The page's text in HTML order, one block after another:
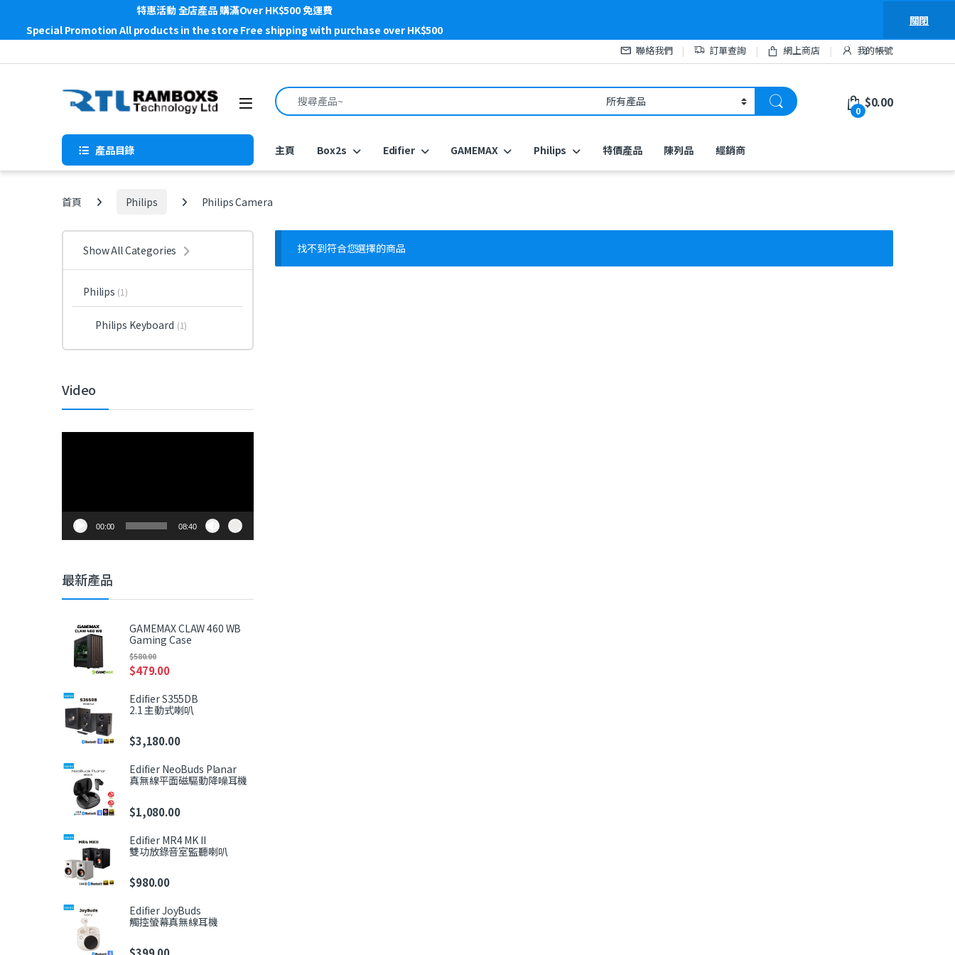
特惠活動 全店產品 購滿Over HK$500 免運費
Special Promotion All products in the store Free shipping with purchase over HK$500
關閉
Skip to navigation
Skip to content 聯絡我們 訂單查詢 網上商店 我的帳號
Open Search for:
0
$0.00
產品目錄 主頁 Box2s Edifier GAMEMAX Philips 特價產品 陳列品 經銷商
首頁 Philips Philips Camera
找不到符合您選擇的商品
Show All Categories
Philips (1)
Philips Keyboard (1)
Video
00:00 08:40
最新產品
GAMEMAX CLAW 460 WB
Gaming Case
$479.00
$580.00
Edifier S355DB
2.1 主動式喇叭
$3,180.00
Edifier NeoBuds Planar
真無線平面磁驅動降噪耳機
$1,080.00
Edifier MR4 MK II
雙功放錄音室監聽喇叭
$980.00
Edifier JoyBuds
觸控螢幕真無線耳機